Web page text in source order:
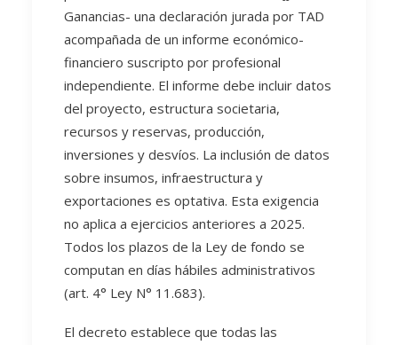
Ganancias- una declaración jurada por TAD
acompañada de un informe económico-
financiero suscripto por profesional
independiente. El informe debe incluir datos
del proyecto, estructura societaria,
recursos y reservas, producción,
inversiones y desvíos. La inclusión de datos
sobre insumos, infraestructura y
exportaciones es optativa. Esta exigencia
no aplica a ejercicios anteriores a 2025.
Todos los plazos de la Ley de fondo se
computan en días hábiles administrativos
(art. 4° Ley N° 11.683).
El decreto establece que todas las